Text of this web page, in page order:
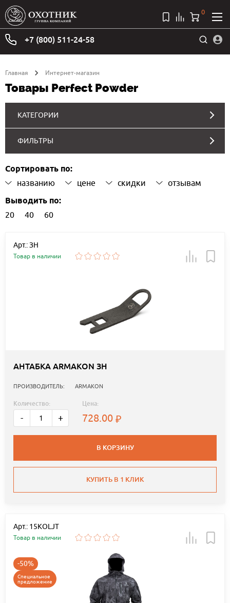
+7 (800) 511-24-58
0
Главная Интернет-магазин
Товары Perfect Powder
КАТЕГОРИИ
ФИЛЬТРЫ
Сортировать по:
названию цене скидки отзывам
Выводить по:
20 40 60
Арт.: ЗН
Товар в наличии
АНТАБКА ARMAKON ЗН
ПРОИЗВОДИТЕЛЬ: ARMAKON
Количество:
- +
Цена:
728.00
В КОРЗИНУ
КУПИТЬ В 1 КЛИК
Арт.: 15KOLJT
Товар в наличии
-50%
Специальное
предложение